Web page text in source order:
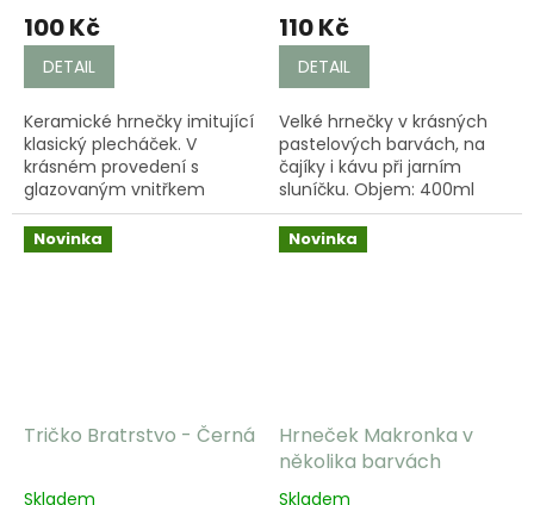
100 Kč
DETAIL
Keramické hrnečky imitující
klasický plecháček. V
krásném provedení s
glazovaným vnitřkem
hrnků v příjemných
barvách.
110 Kč
DETAIL
Velké hrnečky v krásných
pastelových barvách, na
čajíky i kávu při jarním
sluníčku. Objem: 400ml
Novinka
Tričko Bratrstvo - Černá
Skladem
Novinka
Hrneček Makronka v
několika barvách
Skladem